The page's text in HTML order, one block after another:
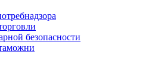
безопасности